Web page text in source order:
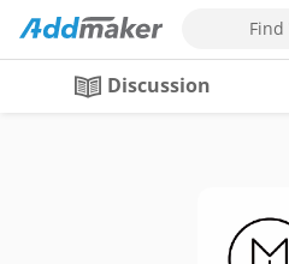
Find
Discussion